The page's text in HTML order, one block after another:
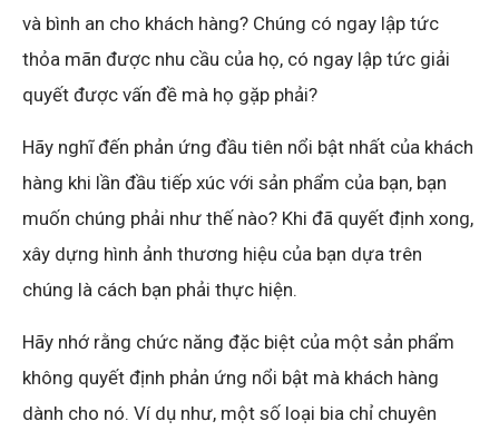
và bình an cho khách hàng? Chúng có ngay lập tức
thỏa mãn được nhu cầu của họ, có ngay lập tức giải
quyết được vấn đề mà họ gặp phải?
Hãy nghĩ đến phản ứng đầu tiên nổi bật nhất của khách
hàng khi lần đầu tiếp xúc với sản phẩm của bạn, bạn
muốn chúng phải như thế nào? Khi đã quyết định xong,
xây dựng hình ảnh thương hiệu của bạn dựa trên
chúng là cách bạn phải thực hiện.
Hãy nhớ rằng chức năng đặc biệt của một sản phẩm
không quyết định phản ứng nổi bật mà khách hàng
dành cho nó. Ví dụ như, một số loại bia chỉ chuyên